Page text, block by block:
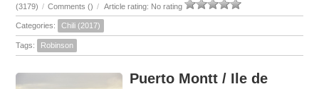
(3179) / Comments () / Article rating: No rating
Categories: Chili (2017)
Tags: Robinson
Puerto Montt / Ile de